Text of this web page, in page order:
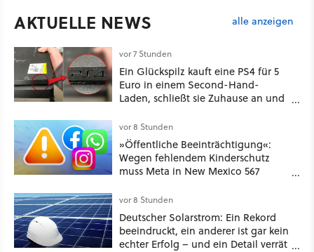
AKTUELLE NEWS alle anzeigen
vor 7 Stunden
Ein Glückspilz kauft eine PS4 für 5
Euro in einem Second-Hand-
Laden, schließt sie Zuhause an und
funktionierende PlayStation [Best of
GameStar]
vor 8 Stunden
»Öffentliche Beeinträchtigung«:
Wegen fehlendem Kinderschutz
muss Meta in New Mexico 567
vor 8 Stunden
Deutscher Solarstrom: Ein Rekord
beeindruckt, ein anderer ist gar kein
echter Erfolg – und ein Detail verrät